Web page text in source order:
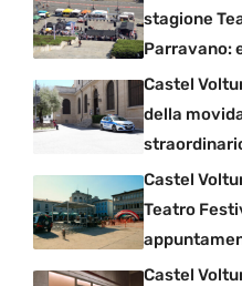
stagione
Parravano:
Castel
della
Castel
Teatro
Castel